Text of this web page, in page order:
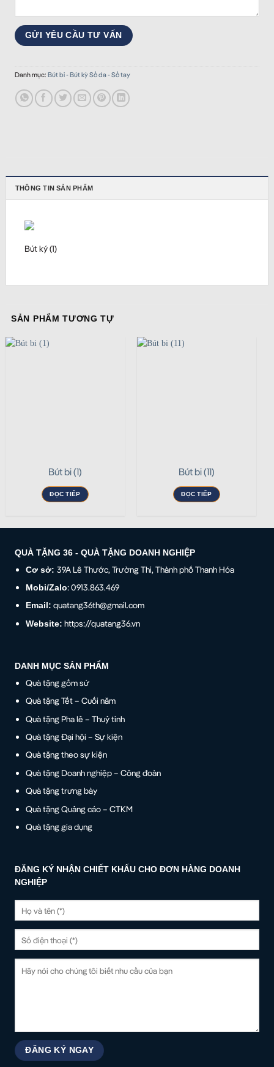
Danh mục: Bút bi - Bút kỳ Sổ da - Sổ tay
THÔNG TIN SẢN PHẨM
Bút ký (1)
SẢN PHẨM TƯƠNG TỰ
Bút bi (1)
ĐỌC TIẾP
Bút bi (11)
ĐỌC TIẾP
QUÀ TẶNG 36 - QUÀ TẶNG DOANH NGHIỆP
Cơ sở:39A Lê Thước, Trường Thi, Thành phố Thanh Hóa
Mobi/Zalo: 0913.863.469
Email: quatang36th@gmail.com
Website: https://quatang36.vn
DANH MỤC SẢN PHẨM
Quà tặng gốm sứ
Quà tặng Tết – Cuối năm
Quà tặng Pha lê – Thuỷ tinh
Quà tặng Đại hội – Sự kiện
Quà tặng theo sự kiện
Quà tặng Doanh nghiệp – Công đoàn
Quà tặng trưng bày
Quà tặng Quảng cáo – CTKM
Quà tặng gia dụng
ĐĂNG KÝ NHẬN CHIẾT KHẤU CHO ĐƠN HÀNG DOANH
NGHIỆP